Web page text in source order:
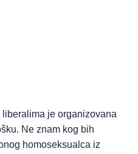
je organizovana
Ne znam kog bih
homoseksualca iz